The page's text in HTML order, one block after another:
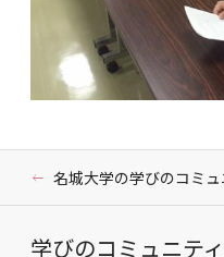
名城大学の学びのコミュ
学びのコミュニテ